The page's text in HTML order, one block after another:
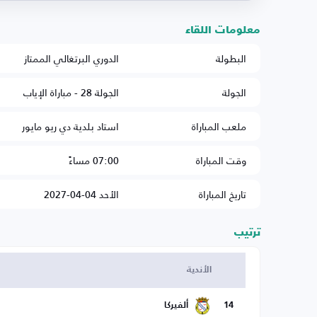
معلومات اللقاء
البطولة
الدوري البرتغالي الممتاز
الجولة
الجولة 28 - مباراة الإياب
ملعب المباراة
استاد بلدية دي ريو مايور
وقت المباراة
07:00 مساءً
تاريخ المباراة
الأحد 04-04-2027
ترتيب
الأندية
14 ألفيركا